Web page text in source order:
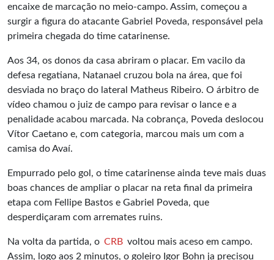
encaixe de marcação no meio-campo. Assim, começou a
surgir a figura do atacante Gabriel Poveda, responsável pela
primeira chegada do time catarinense.
Aos 34, os donos da casa abriram o placar. Em vacilo da
defesa regatiana, Natanael cruzou bola na área, que foi
desviada no braço do lateral Matheus Ribeiro. O árbitro de
vídeo chamou o juiz de campo para revisar o lance e a
penalidade acabou marcada. Na cobrança, Poveda deslocou
Vítor Caetano e, com categoria, marcou mais um com a
camisa do Avaí.
Empurrado pelo gol, o time catarinense ainda teve mais duas
boas chances de ampliar o placar na reta final da primeira
etapa com Fellipe Bastos e Gabriel Poveda, que
desperdiçaram com arremates ruins.
Na volta da partida, o CRB voltou mais aceso em campo.
Assim, logo aos 2 minutos, o goleiro Igor Bohn ja precisou